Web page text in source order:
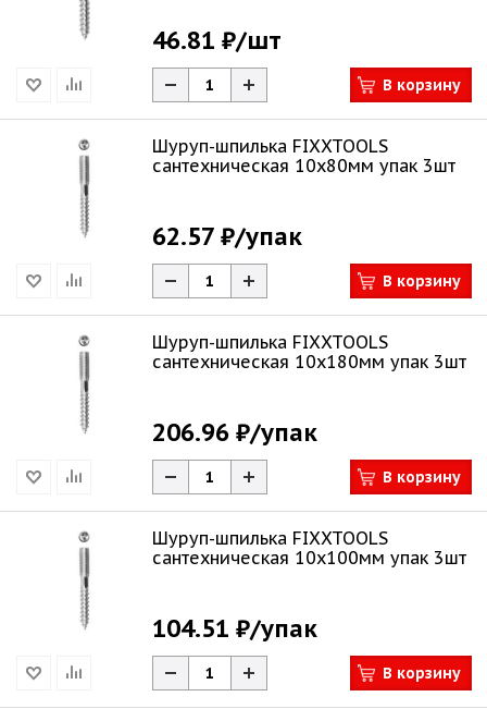
46.81 ₽/шт
В корзину
Шуруп-шпилька FIXXTOOLS
сантехническая 10х80мм упак 3шт
62.57 ₽/упак
В корзину
Шуруп-шпилька FIXXTOOLS
сантехническая 10х180мм упак 3шт
206.96 ₽/упак
В корзину
Шуруп-шпилька FIXXTOOLS
сантехническая 10х100мм упак 3шт
104.51 ₽/упак
В корзину